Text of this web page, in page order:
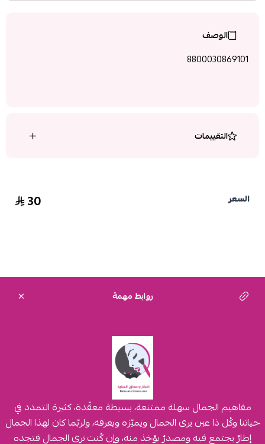
الوصف
8800030869101
التقييمات
السعر 30
روابط مهمة
مفاهيم الجمال سهلة ممتنعة، بسيطة معقّدة، كثيرة التمدد في
حياتنا وكُل ذا عين يرى الجمال ويميّزه ويعرفه، ولربّما كان لهذا الجمال
إطارٌ يجتمع فيه ومصدرٌ يؤخذ منه، وإن كُنت ترى الجمال فتجده